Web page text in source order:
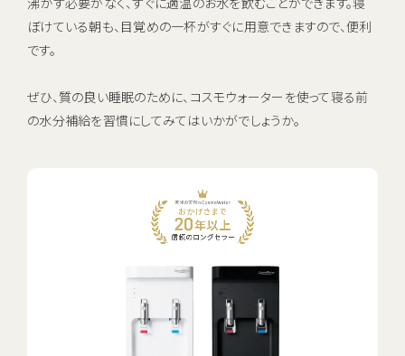
ぼけている朝も、目覚めの一杯がすぐに用意できますので、便利
です。
ぜひ、質の良い睡眠のために、コスモウォーターを使って寝る前
の水分補給を習慣にしてみてはいかがでしょうか。